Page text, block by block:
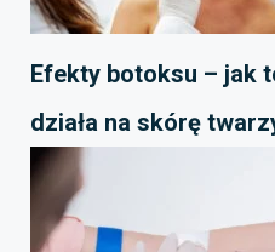
Efekty botoksu – jak
działa na skórę